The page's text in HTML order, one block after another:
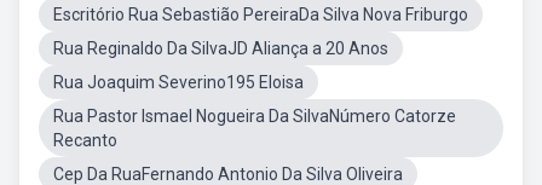
Escritório Rua Sebastião PereiraDa Silva Nova Friburgo
Rua Reginaldo Da SilvaJD Aliança a 20 Anos
Rua Joaquim Severino195 Eloisa
Rua Pastor Ismael Nogueira Da SilvaNúmero Catorze
Recanto
Cep Da RuaFernando Antonio Da Silva Oliveira